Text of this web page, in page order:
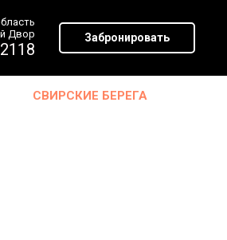
Двор
Забронировать
СВИРСКИЕ БЕРЕГА